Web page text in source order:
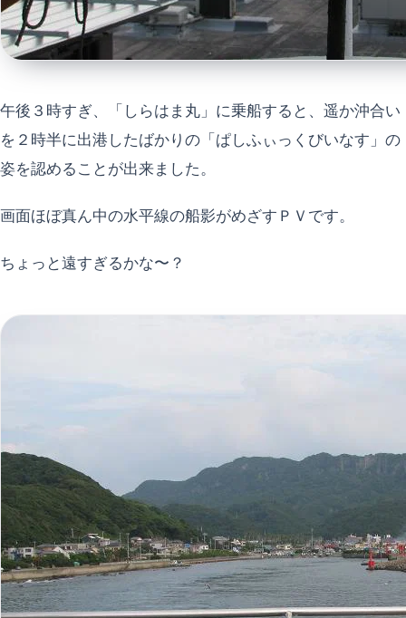
午後３時すぎ、「しらはま丸」に乗船すると、遥か沖合い
を２時半に出港したばかりの「ぱしふぃっくびいなす」の
姿を認めることが出来ました。
画面ほぼ真ん中の水平線の船影がめざすＰＶです。
ちょっと遠すぎるかな〜？